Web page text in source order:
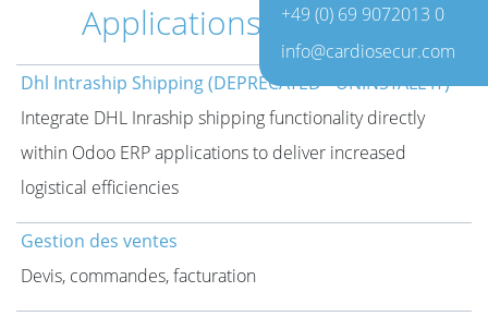
Applications installées
Dhl Intraship Shipping (DEPRECATED - UNINSTALL IT)
Integrate DHL Inraship shipping functionality directly
within Odoo ERP applications to deliver increased
logistical efficiencies
Gestion des ventes
Devis, commandes, facturation
+49 (0) 69 9072013 0
info@cardiosecur.com